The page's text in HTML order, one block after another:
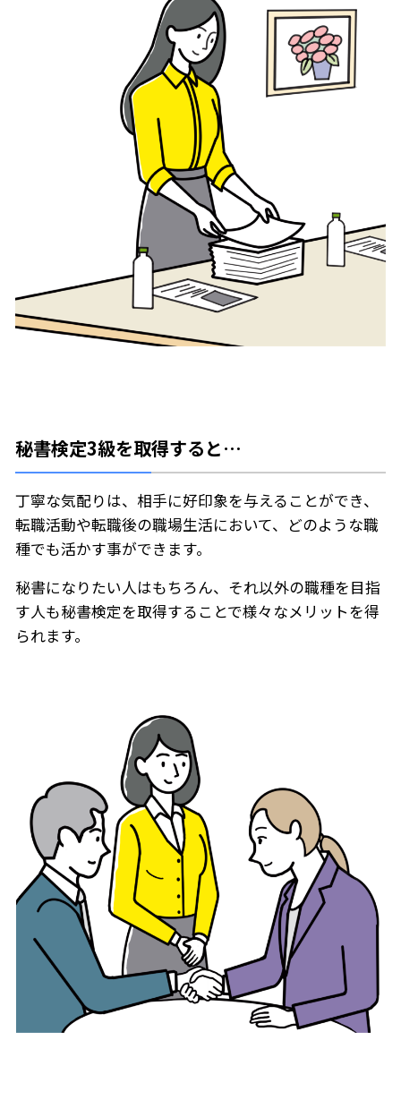
秘書検定3級を取得すると…
丁寧な気配りは、相手に好印象を与えることができ、
転職活動や転職後の職場生活において、どのような職
種でも活かす事ができます。
秘書になりたい人はもちろん、それ以外の職種を目指
す人も秘書検定を取得することで様々なメリットを得
られます。